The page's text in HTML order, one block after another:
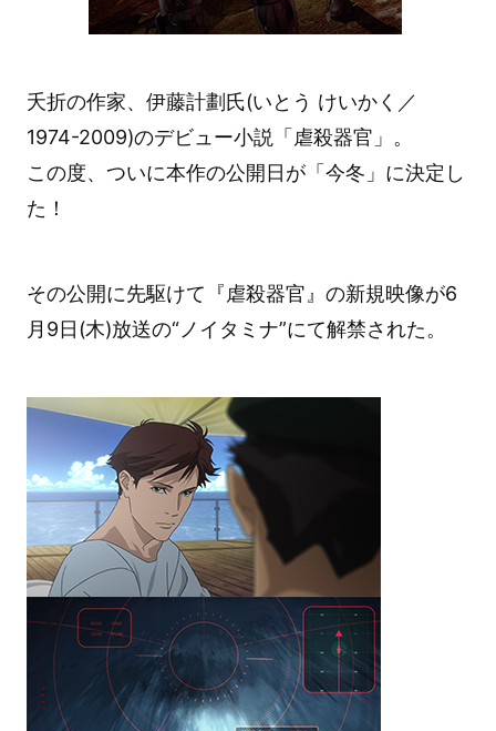
夭折の作家、伊藤計劃氏(いとう けいかく／
1974-2009)のデビュー小説「虐殺器官」。
この度、ついに本作の公開日が「今冬」に決定し
た！
その公開に先駆けて『虐殺器官』の新規映像が6
月9日(木)放送の“ノイタミナ”にて解禁された。